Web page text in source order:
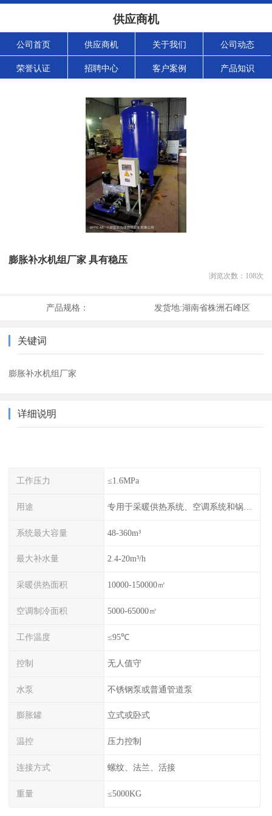
供应商机
公司首页 供应商机 关于我们 公司动态
荣誉认证 招聘中心 客户案例 产品知识
膨胀补水机组厂家 具有稳压
浏览次数： 108次
产品规格： 发货地:湖南省株洲石峰区
关键词
膨胀补水机组厂家
详细说明
工作压力 ≤1.6MPa
用途 专用于采暖供热系统、空调系统和锅炉的稳压补水
系统最大容量 48-360m³
最大补水量 2.4-20m³/h
采暖供热面积 10000-150000㎡
空调制冷面积 5000-65000㎡
工作温度 ≤95℃
控制 无人值守
水泵 不锈钢泵或普通管道泵
膨胀罐 立式或卧式
温控 压力控制
连接方式 螺纹、法兰、活接
重量 ≤5000KG